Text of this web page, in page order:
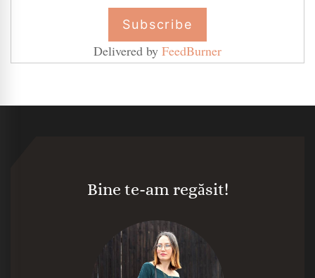
Delivered by FeedBurner
Bine te-am regăsit!